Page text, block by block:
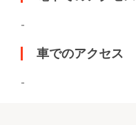
-
車でのアクセス
-